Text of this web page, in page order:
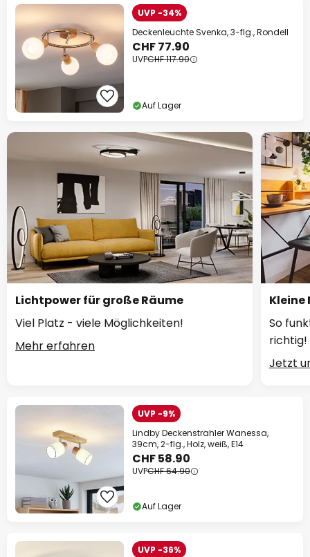
UVP -34%
Deckenleuchte Svenka, 3-flg., Rondell
CHF 77.90
UVPCHF 117.90
Auf Lager
Lichtpower für große Räume
Viel Platz - viele Möglichkeiten!
Mehr erfahren
Kleine
So
richtig!
Jetzt
UVP -9%
Lindby Deckenstrahler Wanessa,
39cm, 2-flg., Holz, weiß, E14
CHF 58.90
UVPCHF 64.90
Auf Lager
UVP -36%